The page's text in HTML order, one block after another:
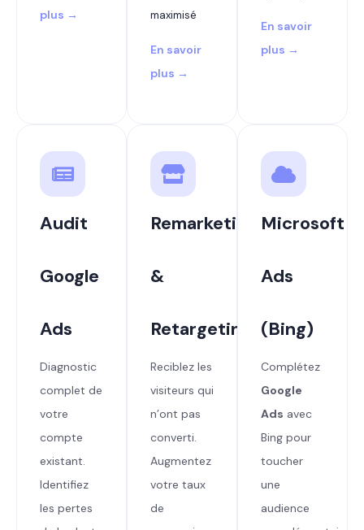
plus →
maximisé
En savoir
plus →
En savoir
plus →
Audit
Google
Ads
Diagnostic
complet de
votre
compte
existant.
Identifiez
les pertes
Remarketing
&
Retargeting
Reciblez les
visiteurs qui
n’ont pas
converti.
Augmentez
votre taux
de
Microsoft
Ads
(Bing)
Complétez
Google
Ads avec
Bing pour
toucher
une
audience